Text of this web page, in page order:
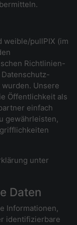
weible/pullPIX (im
Richtlinien-
Unsere
Öffentlichkeit als
einfach
gewährleisten,
unter
Daten
Informationen,
identifizierbare